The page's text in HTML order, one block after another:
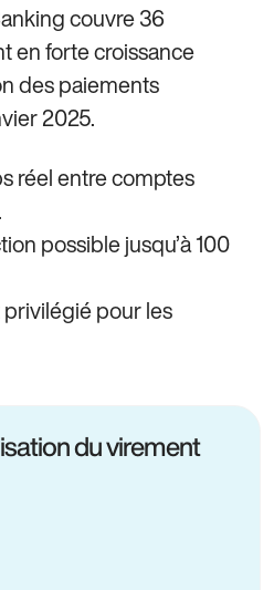
couvre 36
en forte croissance
des paiements
2025.
réel entre comptes
possible jusqu’à 100
pour les
du virement